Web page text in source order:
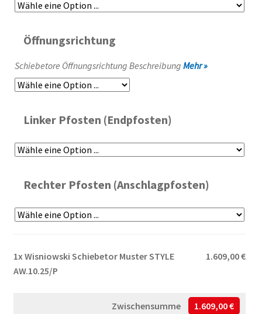
Öffnungsrichtung
Schiebetore Öffnungsrichtung Beschreibung Mehr »
Linker Pfosten (Endpfosten)
Rechter Pfosten (Anschlagpfosten)
1x Wisniowski Schiebetor Muster STYLE
AW.10.25/P
1.609,00 €
Zwischensumme 1.609,00 €